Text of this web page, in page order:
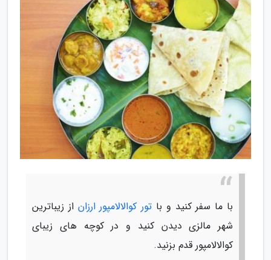
با ما سفر کنید و با تور کوالالامپور ارزان از زیباترین
شهر مالزی دیدن کنید و در کوچه های زیبای
کوالالامپور قدم بزنید.